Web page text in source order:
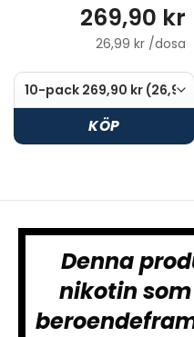
269,90 kr
26,99 kr /dosa
KÖP
Denna
nikotin